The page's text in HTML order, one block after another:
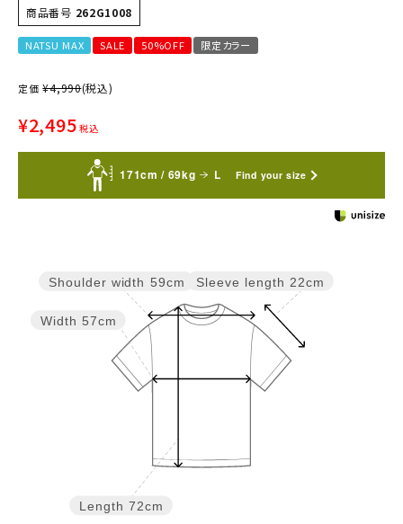
商品番号 262G1008
NATSU MAX SALE 50%OFF 限定カラー
定価 ¥4,990(税込)
¥2,495 税込
171cm / 69kg L Find your size
Sleeve length 22cm
Length 72cm
Width 57cm
Shoulder width 59cm